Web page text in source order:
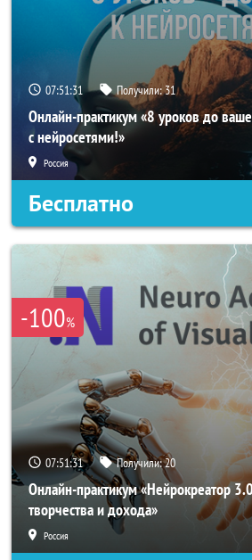
07:51:29 Получили:31
Онлайн-практикум «8 уроков до
с нейросетями!»
Россия
Бесплатно
-100%
07:51:29 Получили:20
Онлайн-практикум «Нейрокреатор
творчества и дохода»
Россия